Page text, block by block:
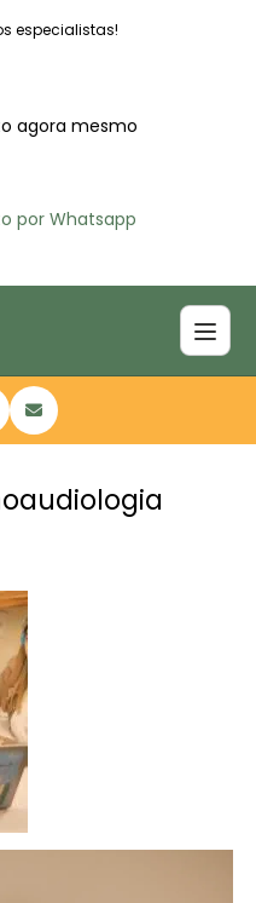
especialistas!
agora mesmo
por Whatsapp